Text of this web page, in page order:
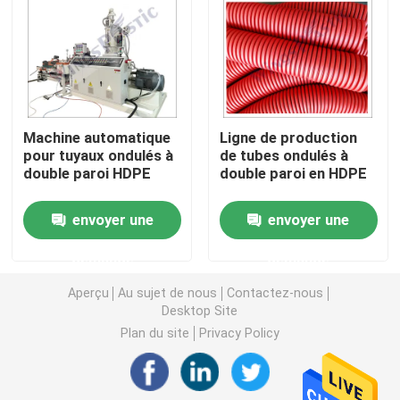
Machine d'extrudeuse de tuyau de PVC
Chaîne de production de tuyau de PPR
Machine d'extrudeuse de tuyau de PE
Machine ondulée d'extrudeuse de tuyau
Pp attachent la chaîne de production
Machine en plastique d'extrudeuse de feuille
Machine automatique
pour tuyaux ondulés à
double paroi HDPE
envoyer une
Ligne de production
de tubes ondulés à
double paroi en HDPE
envoyer une
Aperçu Au sujet de nous
Contactez-nous
Desktop Site
Plan du site
Privacy Policy